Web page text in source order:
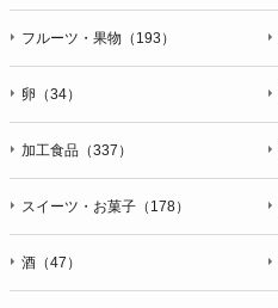
フルーツ・果物（193）
卵（34）
加工食品（337）
スイーツ・お菓子（178）
酒（47）